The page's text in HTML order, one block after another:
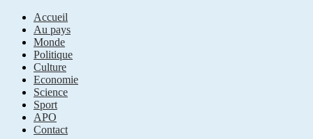
Accueil
Au pays
Monde
Politique
Culture
Economie
Science
Sport
APO
Contact